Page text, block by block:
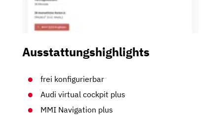
Ausstattungshighlights
frei konfigurierbar
Audi virtual cockpit plus
MMI Navigation plus